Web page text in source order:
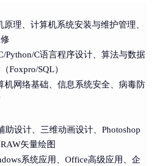
原理、计算机系统安装与维护管理、
Python/C语言程序设计、算法与数据
Foxpro/SQL）
机网络基础、信息系统安全、病毒防
助设计、三维动画设计、Photoshop
矢量绘图
系统应用、Office高级应用、企